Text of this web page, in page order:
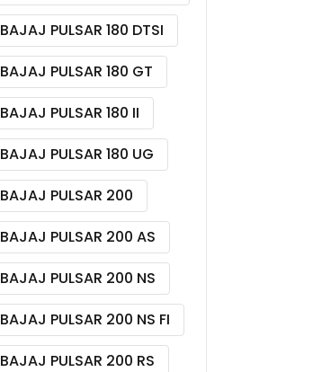
BAJAJ PULSAR 180 DTSI
BAJAJ PULSAR 180 GT
BAJAJ PULSAR 180 II
BAJAJ PULSAR 180 UG
BAJAJ PULSAR 200
BAJAJ PULSAR 200 AS
BAJAJ PULSAR 200 NS
BAJAJ PULSAR 200 NS FI
BAJAJ PULSAR 200 RS